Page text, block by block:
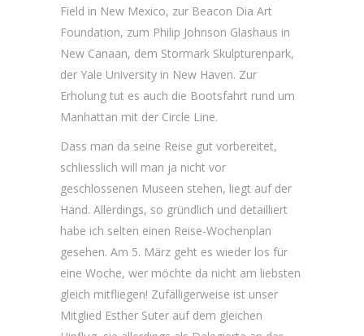
Field in New Mexico, zur Beacon Dia Art
Foundation, zum Philip Johnson Glashaus in
New Canaan, dem Stormark Skulpturenpark,
der Yale University in New Haven. Zur
Erholung tut es auch die Bootsfahrt rund um
Manhattan mit der Circle Line.
Dass man da seine Reise gut vorbereitet,
schliesslich will man ja nicht vor
geschlossenen Museen stehen, liegt auf der
Hand. Allerdings, so gründlich und detailliert
habe ich selten einen Reise-Wochenplan
gesehen. Am 5. März geht es wieder los für
eine Woche, wer möchte da nicht am liebsten
gleich mitfliegen! Zufälligerweise ist unser
Mitglied Esther Suter auf dem gleichen